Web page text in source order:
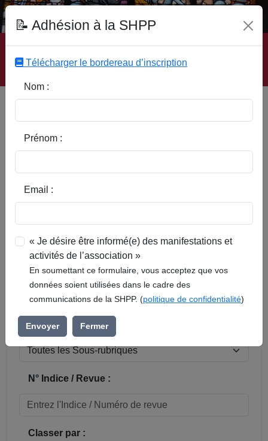
Accueil | Site SHPP | Auteurs | Editeurs | Rubriques |
Sous-Rubriques | Mots-Clefs | Contact
Réinitialiser
Sous-rubrique / Commune :
N° Indice / Revue :
Classer par :
📝 Adhésion à la SHPP
Télécharger le bordereau d’inscription
Nom :
Prénom :
Email :
« Je désire être informé(e) des manifestations et
activités de l’association »
En soumettant ce formulaire, vous acceptez que vos
données soient utilisées dans le cadre des
communications de la SHPP. (politique de confidentialité)
Envoyer Fermer